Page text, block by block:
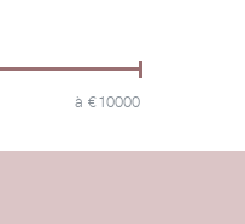
à €10000